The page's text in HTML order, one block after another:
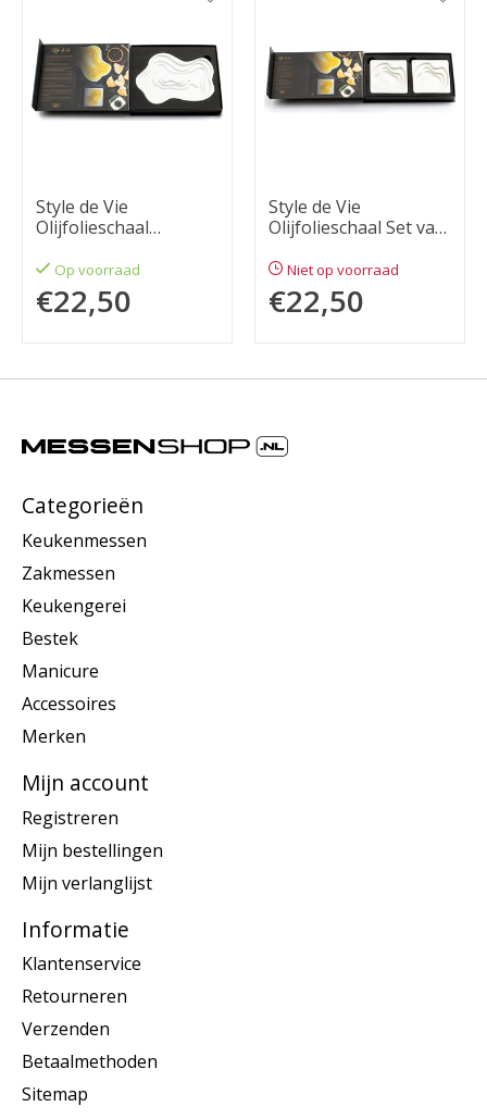
Style de Vie
Olijfolieschaal
Op voorraad
€22,50
Style de Vie
Olijfolieschaal Set van
Niet op voorraad
€22,50
Categorieën
Keukenmessen
Zakmessen
Keukengerei
Bestek
Manicure
Accessoires
Merken
Mijn account
Registreren
Mijn bestellingen
Mijn verlanglijst
Informatie
Klantenservice
Retourneren
Verzenden
Betaalmethoden
Sitemap